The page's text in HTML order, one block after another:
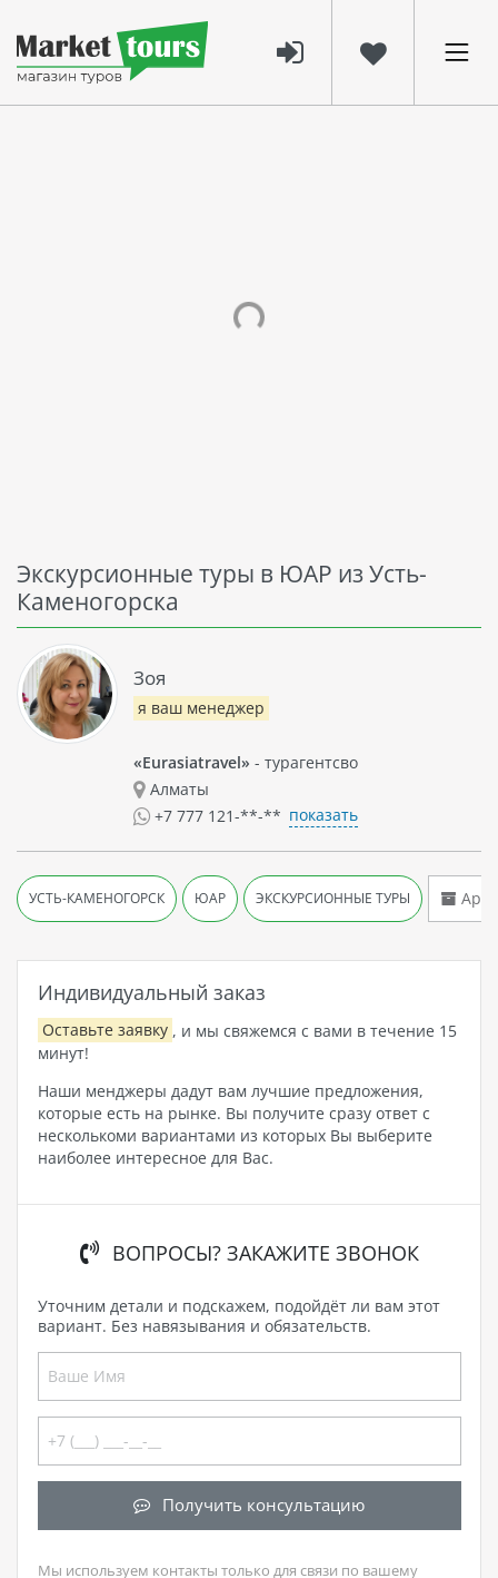
Экскурсионные туры в ЮАР из Усть-
Каменогорска
Индивидуальный заказ
Оставьте заявку , и мы свяжемся с вами в течение 15
минут!
Наши менджеры дадут вам лучшие предложения,
которые есть на рынке. Вы получите сразу ответ с
несколькоми вариантами из которых Вы выберите
наиболее интересное для Вас.
ВОПРОСЫ? ЗАКАЖИТЕ ЗВОНОК
Уточним детали и подскажем, подойдёт ли вам этот
вариант. Без навязывания и обязательств.
Получить консультацию
Мы используем контакты только для связи по вашему
Зоя
я ваш менеджер
«Eurasiatravel» - турагентсво
Алматы
+7 777 121-**-** показать
УСТЬ-КАМЕНОГОРСК ЮАР ЭКСКУРСИОННЫЕ ТУРЫ